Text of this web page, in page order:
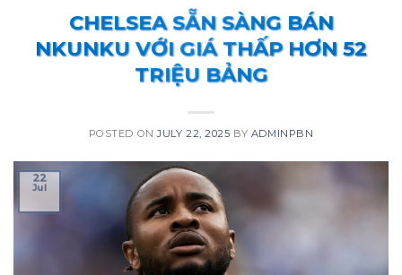
CHELSEA SẴN SÀNG BÁN
NKUNKU VỚI GIÁ THẤP HƠN 52
TRIỆU BẢNG
POSTED ONJULY 22, 2025 BY ADMINPBN
22
Jul